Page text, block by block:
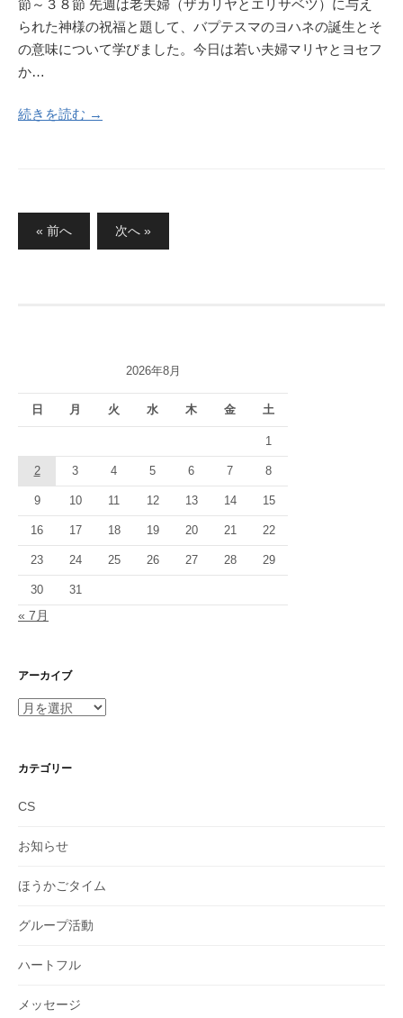
節～３８節 先週は老夫婦（ザカリヤとエリサベツ）に与え
られた神様の祝福と題して、バプテスマのヨハネの誕生とそ
の意味について学びました。今日は若い夫婦マリヤとヨセフ
か…
続きを読む →
稿
り
« 前へ 次へ »
2026年8月
日 月 火 水 木 金 土
1
2 3 4 5 6 7 8
9 10 11 12 13 14 15
16 17 18 19 20 21 22
23 24 25 26 27 28 29
30 31
« 7月
アーカイブ
ア
イ
カテゴリー
CS
お知らせ
ほうかごタイム
グループ活動
ハートフル
メッセージ